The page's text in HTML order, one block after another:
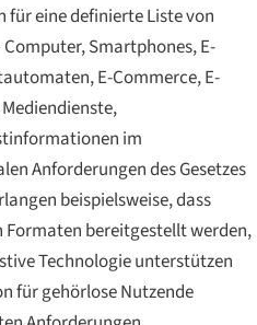
eine definierte Liste von
Smartphones, E-
E-Commerce, E-
im
Anforderungen des Gesetzes
beispielsweise, dass
bereitgestellt werden,
Technologie unterstützen
für gehörlose Nutzende